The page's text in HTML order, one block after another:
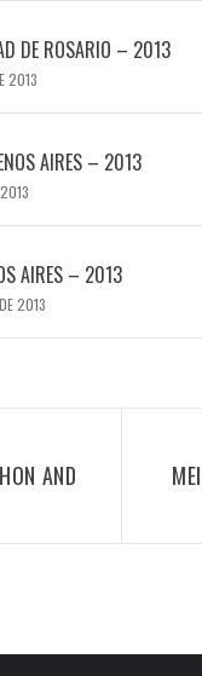
DE ROSARIO – 2013
2013
AIRES – 2013
AIRES – 2013
2013
AND